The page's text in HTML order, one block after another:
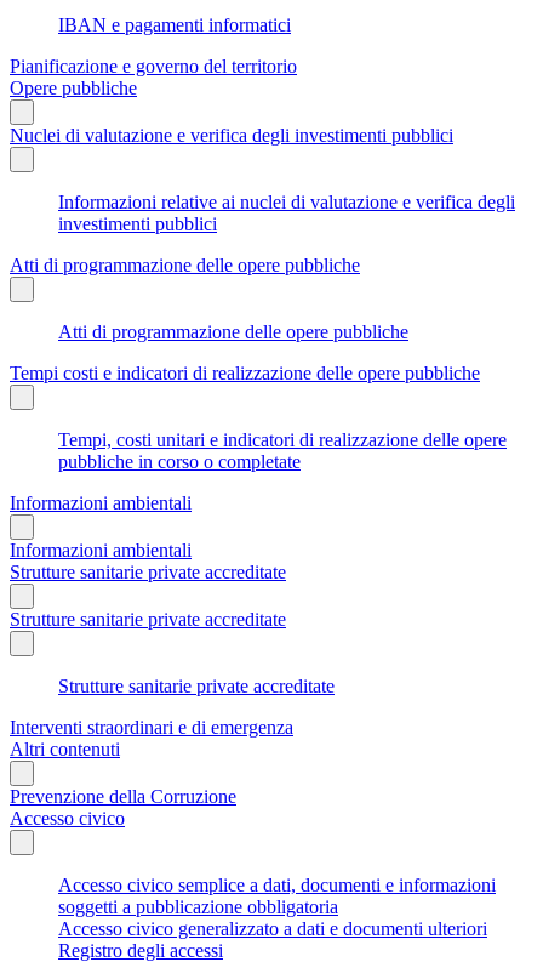
IBAN e pagamenti informatici
Pianificazione e governo del territorio
Opere pubbliche
Nuclei di valutazione e verifica degli investimenti pubblici
Informazioni relative ai nuclei di valutazione e verifica degli
investimenti pubblici
Atti di programmazione delle opere pubbliche
Atti di programmazione delle opere pubbliche
Tempi costi e indicatori di realizzazione delle opere pubbliche
Tempi, costi unitari e indicatori di realizzazione delle opere
pubbliche in corso o completate
Informazioni ambientali
Informazioni ambientali
Strutture sanitarie private accreditate
Strutture sanitarie private accreditate
Strutture sanitarie private accreditate
Interventi straordinari e di emergenza
Altri contenuti
Prevenzione della Corruzione
Accesso civico
Accesso civico semplice a dati, documenti e informazioni
soggetti a pubblicazione obbligatoria
Accesso civico generalizzato a dati e documenti ulteriori
Registro degli accessi